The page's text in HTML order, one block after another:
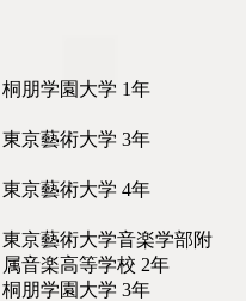
桐朋学園大学 1年
東京藝術大学 3年
東京藝術大学 4年
東京藝術大学音楽学部附
属音楽高等学校 2年
桐朋学園大学 3年